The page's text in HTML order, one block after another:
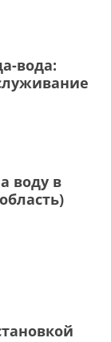
вода:
воду в